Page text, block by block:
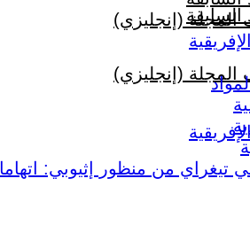
السابقة
(إنجليزي)
(إنجليزي)